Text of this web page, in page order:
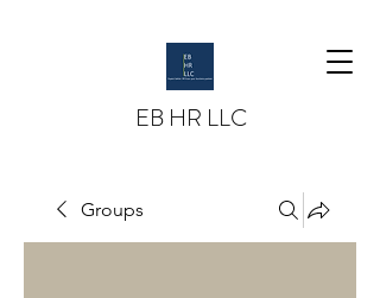
EB HR LLC
Groups